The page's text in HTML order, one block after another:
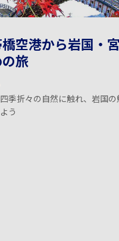
空港から岩国・
旅
季折々の自然に触れ、岩国の
う